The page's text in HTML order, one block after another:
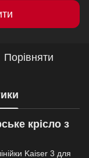
Порівняти
крісло з
Kaiser 3 для